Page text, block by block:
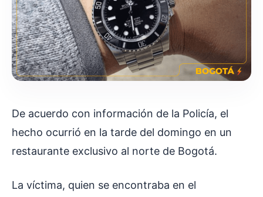
De acuerdo con información de la Policía, el
hecho ocurrió en la tarde del domingo en un
restaurante exclusivo al norte de Bogotá.
La víctima, quien se encontraba en el